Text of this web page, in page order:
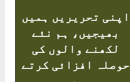
اپنی تحریریں ہمیں
بھیجیں، ہم نئے
لکھنے والوں کی
حوصلہ افزائی کرتے